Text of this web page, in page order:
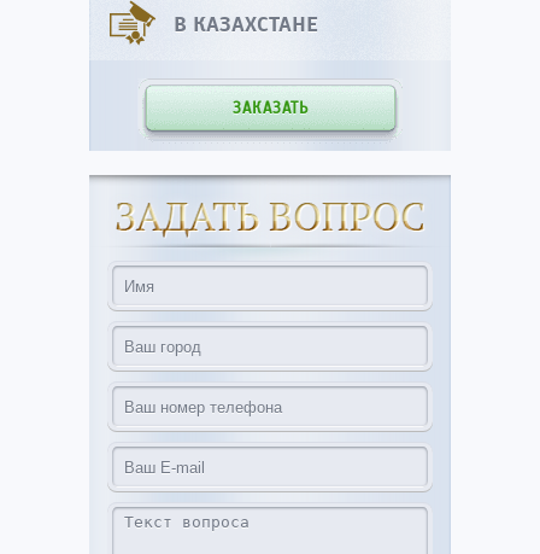
В КАЗАХСТАНЕ
ЗАКАЗАТЬ